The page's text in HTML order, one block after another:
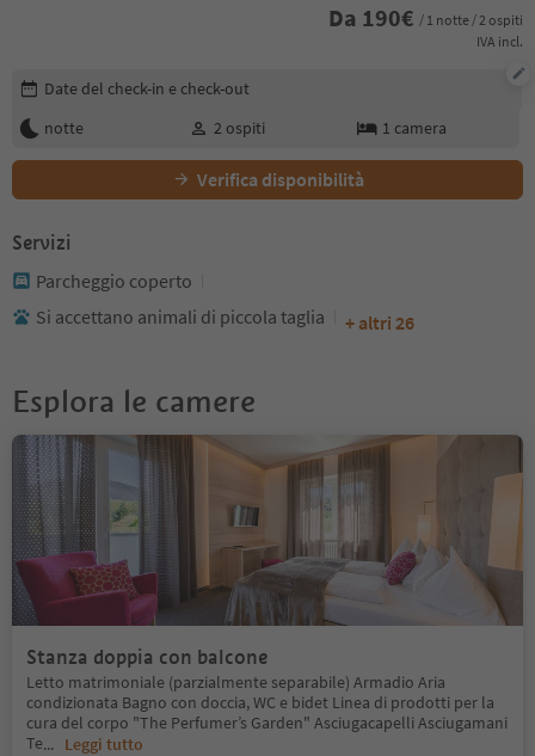
Da 190€ / 1 notte / 2 ospiti
IVA incl.
Modifica i dettagli della prenotazione
Date del check-in e check-out
notte
2 ospiti 1 camera
Verifica disponibilità
Servizi
Parcheggio coperto
Si accettano animali di piccola taglia
+ altri 26
Esplora le camere
Stanza doppia con balcone
Letto matrimoniale (parzialmente separabile) Armadio Aria
condizionata Bagno con doccia, WC e bidet Linea di prodotti per la
cura del corpo "The Perfumer’s Garden" Asciugacapelli Asciugamani
Te... Leggi tutto